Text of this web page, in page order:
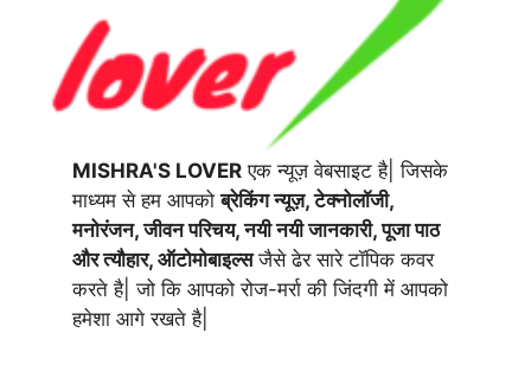
MISHRA'S LOVER एक न्यूज़ वेबसाइट है| जिसके
माध्यम से हम आपकोब्रेकिंग न्यूज़, टेक्नोलॉजी,
मनोरंजन, जीवन परिचय, नयी नयी जानकारी, पूजा पाठ
और त्यौहार, ऑटोमोबाइल्सजैसे ढेर सारे टॉपिक कवर
करते है| जो कि आपको रोज-मर्रा की जिंदगी में आपको
हमेशा आगे रखते है|